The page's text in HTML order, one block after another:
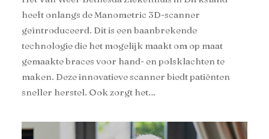
heeft onlangs de Manometric 3D-scanner
geïntroduceerd. Dit is een baanbrekende
technologie die het mogelijk maakt om op maat
gemaakte braces voor hand- en polsklachten te
maken. Deze innovatieve scanner biedt patiënten
sneller herstel. Ook zorgt het…